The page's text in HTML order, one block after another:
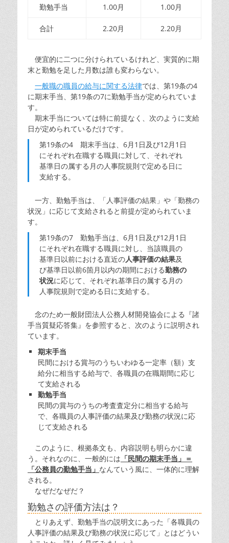
勤勉手当 1.00月 1.00月
合計 2.20月 2.20月
便宜的に二つに分けられているけれど、実質的に期
末と勤勉を足した月数は誰も変わらない。
一般職の職員の給与に関する法律では、第19条の4
に期末手当、第19条の7に勤勉手当が定められていま
す。
期末手当については特に前提なく、次のように支給
日が定められているだけです。
第19条の4 期末手当は、6月1日及び12月1日
にそれぞれ在職する職員に対して、それぞれ
基準日の属する月の人事院規則で定める日に
支給する。
一方、勤勉手当は、「人事評価の結果」や「勤務の
状況」に応じて支給されると前提が定められていま
す。
第19条の7 勤勉手当は、6月1日及び12月1日
にそれぞれ在職する職員に対し、当該職員の
基準日以前における直近の人事評価の結果及
び基準日以前6箇月以内の期間における勤務の
状況に応じて、それぞれ基準日の属する月の
人事院規則で定める日に支給する。
念のため一般財団法人公務人材開発協会による『諸
手当質疑応答集』を参照すると、次のように説明され
ています。
期末手当
民間における賞与のうちいわゆる一定率（額）支
給分に相当する給与で、各職員の在職期間に応じ
て支給される
勤勉手当
民間の賞与のうちの考査査定分に相当する給与
で、各職員の人事評価の結果及び勤務の状況に応
じて支給される
このように、根拠条文も、内容説明も明らかに違
う。それなのに、一般的には 「民間の期末手当」＝
「公務員の勤勉手当」 なんていう風に、一体的に理解
される。
なぜだなぜだ？
勤勉さの評価方法は？
とりあえず、勤勉手当の説明文にあった「各職員の
人事評価の結果及び勤務の状況に応じて」とはどうい